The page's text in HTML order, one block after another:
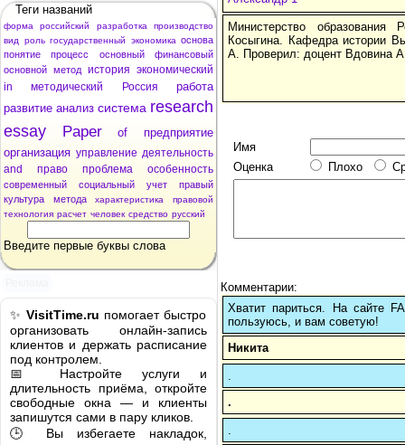
Теги названий
форма российский разработка
производство
вид
роль государственный экономика основа
понятие
процесс основный
финансовый
основной метод история экономический
in
методический Россия
работа
развитие анализ система research
essay
Paper of
предприятие
организация управление деятельность
and
право проблема особенность
современный социальный учет
правый
культура
метода характеристика
правовой
технология расчет человек средство русский
Введите первые буквы слова
✨ VisitTime.ru помогает быстро
организовать онлайн-запись
клиентов и держать расписание
под контролем.
📅 Настройте услуги и
длительность приёма, откройте
свободные окна — и клиенты
запишутся сами в пару кликов.
🕒 Вы избегаете накладок,
Министерство
Косыгина. Кафедра истории
А. Проверил: доцент Вдовина
Имя
Оценка
Плохо
Комментарии:
Хватит париться. На сайте
пользуюсь, и вам советую!
Никита
.